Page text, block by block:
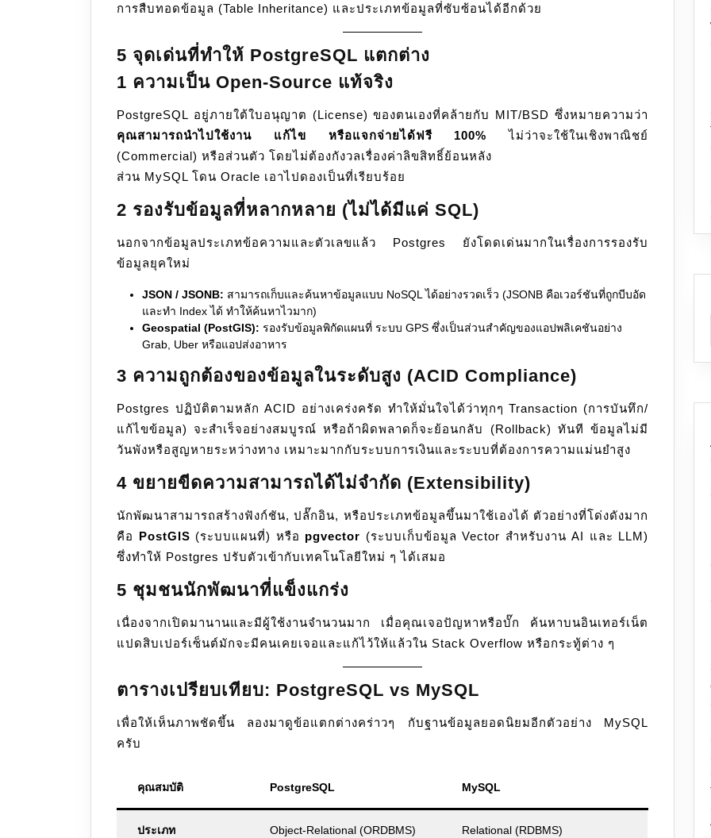
การสืบทอดข้อมูล (Table Inheritance) และประเภทข้อมูลที่ซับซ้อนได้อีกด้วย
5 จุดเด่นที่ทำให้ PostgreSQL แตกต่าง
1 ความเป็น Open-Source แท้จริง
PostgreSQL อยู่ภายใต้ใบอนุญาต (License) ของตนเองที่คล้ายกับ MIT/BSD ซึ่งหมายความว่า
คุณสามารถนำไปใช้งาน แก้ไข หรือแจกจ่ายได้ฟรี 100% ไม่ว่าจะใช้ในเชิงพาณิชย์
(Commercial) หรือส่วนตัว โดยไม่ต้องกังวลเรื่องค่าลิขสิทธิ์ย้อนหลัง
ส่วน MySQL โดน Oracle เอาไปดองเป็นที่เรียบร้อย
2 รองรับข้อมูลที่หลากหลาย (ไม่ได้มีแค่ SQL)
นอกจากข้อมูลประเภทข้อความและตัวเลขแล้ว Postgres ยังโดดเด่นมากในเรื่องการรองรับ
ข้อมูลยุคใหม่
JSON / JSONB: สามารถเก็บและค้นหาข้อมูลแบบ NoSQL ได้อย่างรวดเร็ว (JSONB คือเวอร์ชันที่ถูกบีบอัด
และทำ Index ได้ ทำให้ค้นหาไวมาก)
Geospatial (PostGIS): รองรับข้อมูลพิกัดแผนที่ ระบบ GPS ซึ่งเป็นส่วนสำคัญของแอปพลิเคชันอย่าง
Grab, Uber หรือแอปส่งอาหาร
3 ความถูกต้องของข้อมูลในระดับสูง (ACID Compliance)
Postgres ปฏิบัติตามหลัก ACID อย่างเคร่งครัด ทำให้มั่นใจได้ว่าทุกๆ Transaction (การบันทึก/
แก้ไขข้อมูล) จะสำเร็จอย่างสมบูรณ์ หรือถ้าผิดพลาดก็จะย้อนกลับ (Rollback) ทันที ข้อมูลไม่มี
วันพังหรือสูญหายระหว่างทาง เหมาะมากกับระบบการเงินและระบบที่ต้องการความแม่นยำสูง
4 ขยายขีดความสามารถได้ไม่จำกัด (Extensibility)
นักพัฒนาสามารถสร้างฟังก์ชัน, ปลั๊กอิน, หรือประเภทข้อมูลขึ้นมาใช้เองได้ ตัวอย่างที่โด่งดังมาก
คือ PostGIS (ระบบแผนที่) หรือ pgvector (ระบบเก็บข้อมูล Vector สำหรับงาน AI และ LLM)
ซึ่งทำให้ Postgres ปรับตัวเข้ากับเทคโนโลยีใหม่ ๆ ได้เสมอ
5 ชุมชนนักพัฒนาที่แข็งแกร่ง
เนื่องจากเปิดมานานและมีผู้ใช้งานจำนวนมาก เมื่อคุณเจอปัญหาหรือบั๊ก ค้นหาบนอินเทอร์เน็ต
แปดสิบเปอร์เซ็นต์มักจะมีคนเคยเจอและแก้ไว้ให้แล้วใน Stack Overflow หรือกระทู้ต่าง ๆ
ตารางเปรียบเทียบ: PostgreSQL vs MySQL
เพื่อให้เห็นภาพชัดขึ้น ลองมาดูข้อแตกต่างคร่าวๆ กับฐานข้อมูลยอดนิยมอีกตัวอย่าง MySQL
ครับ
คุณสมบัติ PostgreSQL MySQL
ประเภท Object-Relational (ORDBMS) Relational (RDBMS)